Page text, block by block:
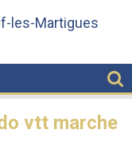
les-Martigues
vtt marche